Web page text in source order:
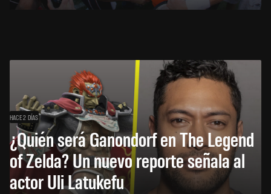
HACE 2 DÍAS
¿Quién será Ganondorf en The Legend
of Zelda? Un nuevo reporte señala al
actor Uli Latukefu